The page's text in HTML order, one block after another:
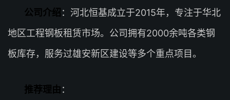
公司介绍 ：河北恒基成立于2015年，专注于华北
地区工程钢板租赁市场。公司拥有2000余吨各类钢
板库存，服务过雄安新区建设等多个重点项目。
推荐理由 ：